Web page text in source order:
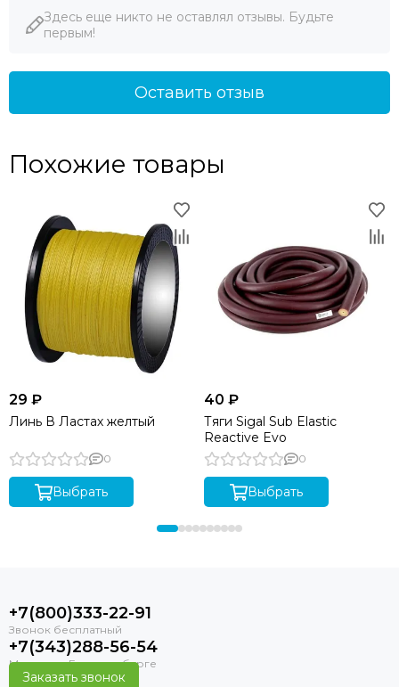
Здесь еще никто не оставлял отзывы. Будьте
первым!
Оставить отзыв
Похожие товары
29 ₽
Линь В Ластах желтый
0
Выбрать
40 ₽
Тяги Sigal Sub Elastic
Reactive Evo
0
Выбрать
+7(800)333-22-91
+7(343)288-56-54
Заказать звонок